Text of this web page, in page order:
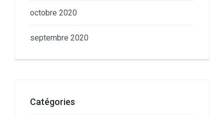
octobre 2020
septembre 2020
Catégories